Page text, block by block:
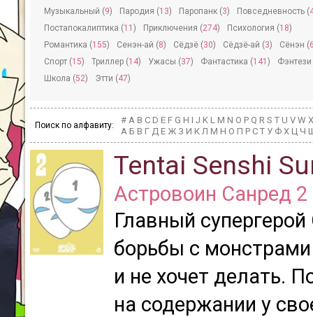
Музыкальный (9) Пародия (13) Паропанк (3) Повседневность (
Постапокалиптика (11 ) Приключения (274) Психология (18)
Романтика (155) Сeнэн-ай (8) Сёдзё (30) Сёдзё-ай (3) Сёнэн (
Спорт (15) Триллер (14) Ужасы (37) Фантастика (141 )
Фэнтези
Школа (52) Этти (47)
Поиск по алфавиту: # A B C D E F G H I J K L M N O P Q R S T U V W X
А Б В Г Д Е Ж З И К Л М Н О П Р С Т У Ф Х Ц Ч
Tentai Senshi
Астровоин Санред 2
Главный
борьбы с монстрами
и не хочет делать.
на содержании у